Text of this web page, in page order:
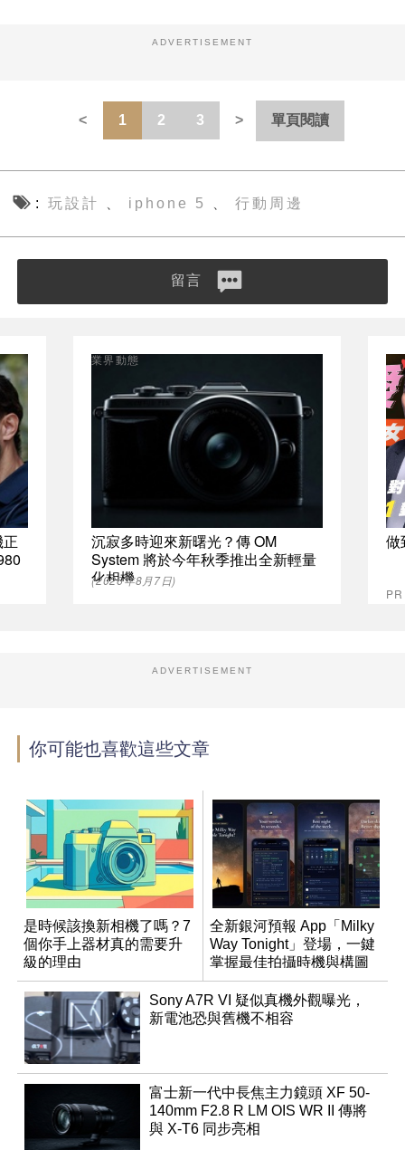
ADVERTISEMENT
1 2 3 單頁閱讀
玩設計 iphone 5 行動周邊
留言
沉寂多時迎來新曙光？傳 OM
System 將於今年秋季推出全新輕量
化相機
業界動態
(2026年8月7日)
做
ADVERTISEMENT
你可能也喜歡這些文章
是時候該換新相機了嗎？7
個你手上器材真的需要升
級的理由
全新銀河預報 App「Milky
Way Tonight」登場，一鍵
掌握最佳拍攝時機與構圖
Sony A7R VI 疑似真機外觀曝光，
新電池恐與舊機不相容
富士新一代中長焦主力鏡頭 XF 50-
140mm F2.8 R LM OIS WR II 傳將
與 X-T6 同步亮相